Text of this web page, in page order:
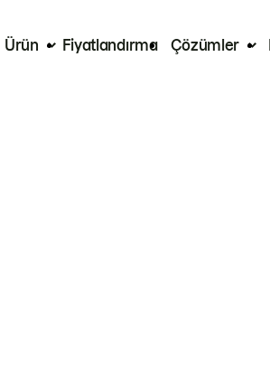
Ürün Fiyatlandırma Çözümler